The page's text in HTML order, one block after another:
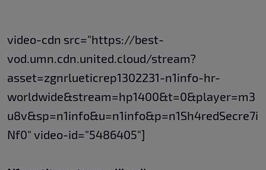
video-cdn src="https://best-
vod.umn.cdn.united.cloud/stream?
asset=zgnrlueticrep1302231-n1info-hr-
worldwide&stream=hp1400&t=0&player=m3
u8v&sp=n1info&u=n1info&p=n1Sh4redSecre7i
Nf0" video-id="5486405"]